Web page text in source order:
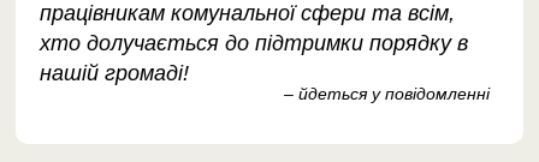
працівникам комунальної сфери та всім,
хто долучається до підтримки порядку в
нашій громаді!
– йдеться у повідомленні